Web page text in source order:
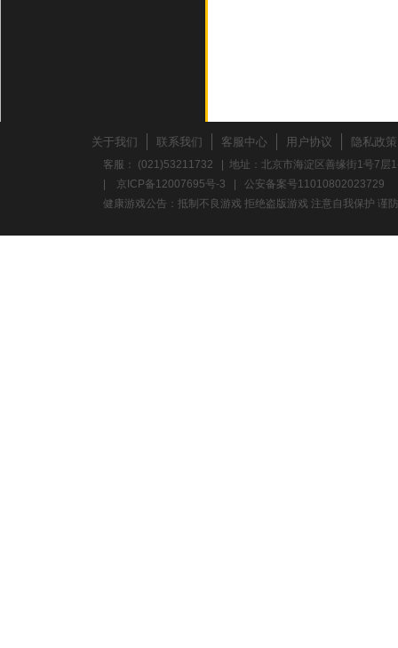
关于我们 联系我们 客服中心 用户协议 隐私政策
客服： (021)53211732 | 地址：北京市海淀区善缘街1号7
京ICP备12007695号-3
公安备案号11010802023729
健康游戏公告：抵制不良游戏 拒绝盗版游戏 注意自我保护 谨